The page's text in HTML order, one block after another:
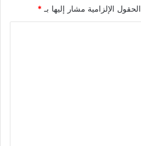
الحقول الإلزامية مشار إليها بـ *